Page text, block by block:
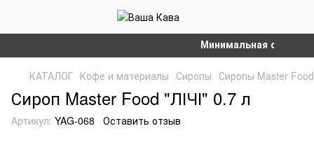
Минимальная сумма
КАТАЛОГ Кофе и материалы Сиропы Сиропы Master Food
Сироп Master Food "ЛІЧІ" 0.7 л
Артикул: YAG-068 Оставить отзыв